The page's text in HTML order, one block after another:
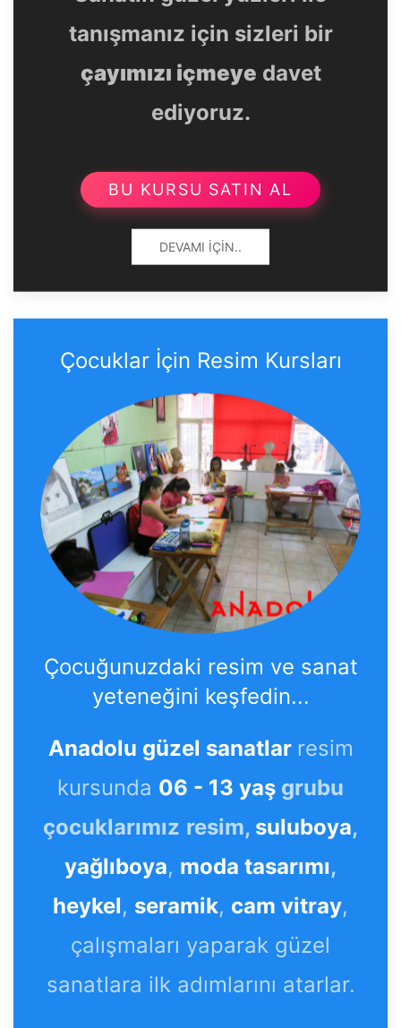
tanışmanız için sizleri bir
çayımızı içmeye davet
ediyoruz.
BU KURSU SATIN AL
DEVAMI İÇIN..
Çocuklar İçin Resim Kursları
Çocuğunuzdaki resim ve sanat
yeteneğini keşfedin...
Anadolu güzel sanatlar resim
kursunda 06 - 13 yaş grubu
çocuklarımız resim, suluboya,
yağlıboya, moda tasarımı,
heykel, seramik, cam vitray,
çalışmaları yaparak güzel
sanatlara ilk adımlarını atarlar.